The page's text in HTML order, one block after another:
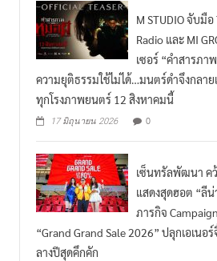
M STUDIO จับมื
Radio และ MI
เซอร์ “คำสารภา
ความยุติธรรมใช้ไม่ได้…มนตร์ดำจึงกลาย
ทุกโรงภาพยนตร์ 12 สิงหาคมนี้
17 มิถุนายน 2026 0
เซ็นทรัลพัฒนา ค
แสดงสุดฮอต “ลี
ภารกิจ
“Grand Grand Sale 2026” ปลุกเอเน
ลางปีสุดคึกคัก